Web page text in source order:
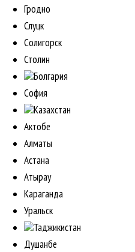
Гродно
Слуцк
Солигорск
Столин
Болгария
София
Казахстан
Актобе
Алматы
Астана
Атырау
Караганда
Уральск
Таджикистан
Душанбе